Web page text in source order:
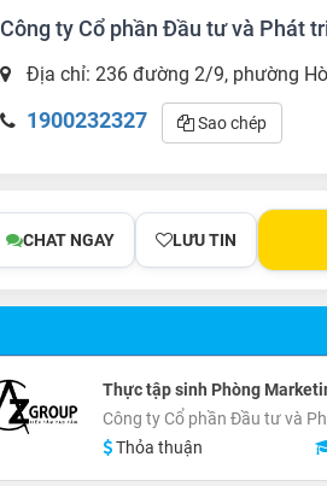
Công ty Cổ phần Đầu tư và Phát
Địa chỉ: 236 đường 2/9, phường
1900232327 Sao chép
CHAT NGAY LƯU TIN
Thực tập sinh Phòng
Công ty Cổ phần Đầu tư và
Thỏa thuận